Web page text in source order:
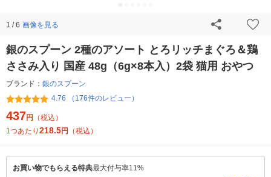
1 / 6 画像を見る
銀のスプーン 2種のアソート とろリッチまぐろ＆鶏
ささみ入り 国産 48g（6g×8本入）2袋 猫用 おやつ
ブランド： 銀のスプーン
4.76 （176件のレビュー）
437円
（税込）
1つあたり 218.5円 （税込）
お買い物でもらえる特典最大付与率11%